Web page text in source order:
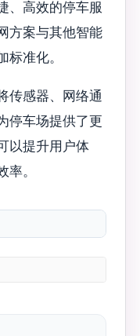
、高效的停车服
方案与其他智能
标准化。
传感器、网络通
停车场提供了更
以提升用户体
率。